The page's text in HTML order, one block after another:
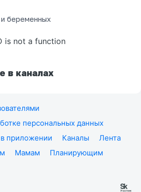
беременных
is not a function
в каналах
персональных данных
приложении Каналы
Лента
Мамам
Планирующим